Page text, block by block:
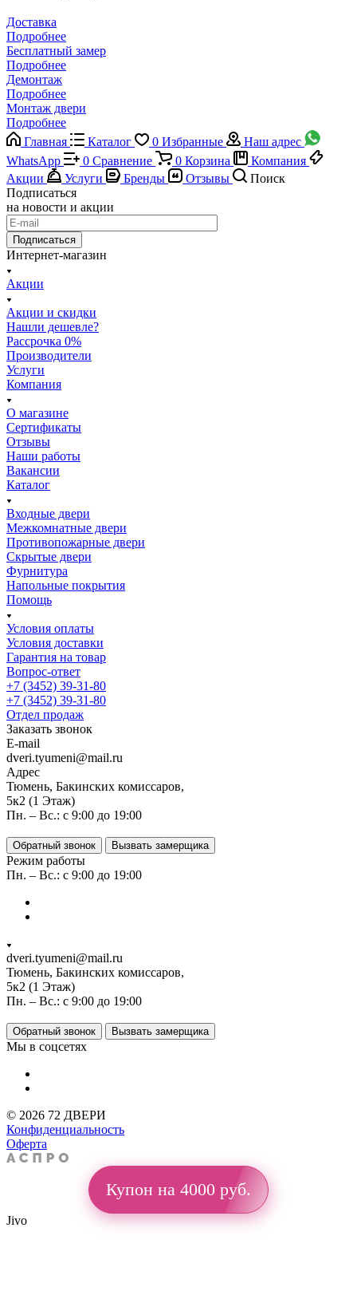
Доставка
Подробнее
Бесплатный замер
Подробнее
Демонтаж
Подробнее
Монтаж двери
Подробнее
Главная
Каталог 0 Избранные
Наш адрес
WhatsApp
0 Сравнение 0 Корзина
Компания
Акции
Услуги Бренды Отзывы
Поиск
Подписаться
на новости и акции
Подписаться
Интернет-магазин
Акции
Акции и скидки
Нашли дешевле?
Рассрочка 0%
Производители
Услуги
Компания
О магазине
Сертификаты
Отзывы
Наши работы
Вакансии
Каталог
Входные двери
Межкомнатные двери
Противопожарные двери
Скрытые двери
Фурнитура
Напольные покрытия
Помощь
Условия оплаты
Условия доставки
Гарантия на товар
Вопрос-ответ
+7 (3452) 39-31-80
+7 (3452) 39-31-80
Отдел продаж
Заказать звонок
E-mail
dveri.tyumeni@mail.ru
Адрес
Тюмень, Бакинских комиссаров,
5к2 (1 Этаж)
Пн. – Вс.: с 9:00 до 19:00
Обратный звонок Вызвать замерщика
Режим работы
Пн. – Вс.: с 9:00 до 19:00
dveri.tyumeni@mail.ru
Тюмень, Бакинских комиссаров,
5к2 (1 Этаж)
Пн. – Вс.: с 9:00 до 19:00
Обратный звонок Вызвать замерщика
Мы в соцсетях
© 2026 72 ДВЕРИ
Конфиденциальность
Оферта
Купон на 4000 руб.
Jivo